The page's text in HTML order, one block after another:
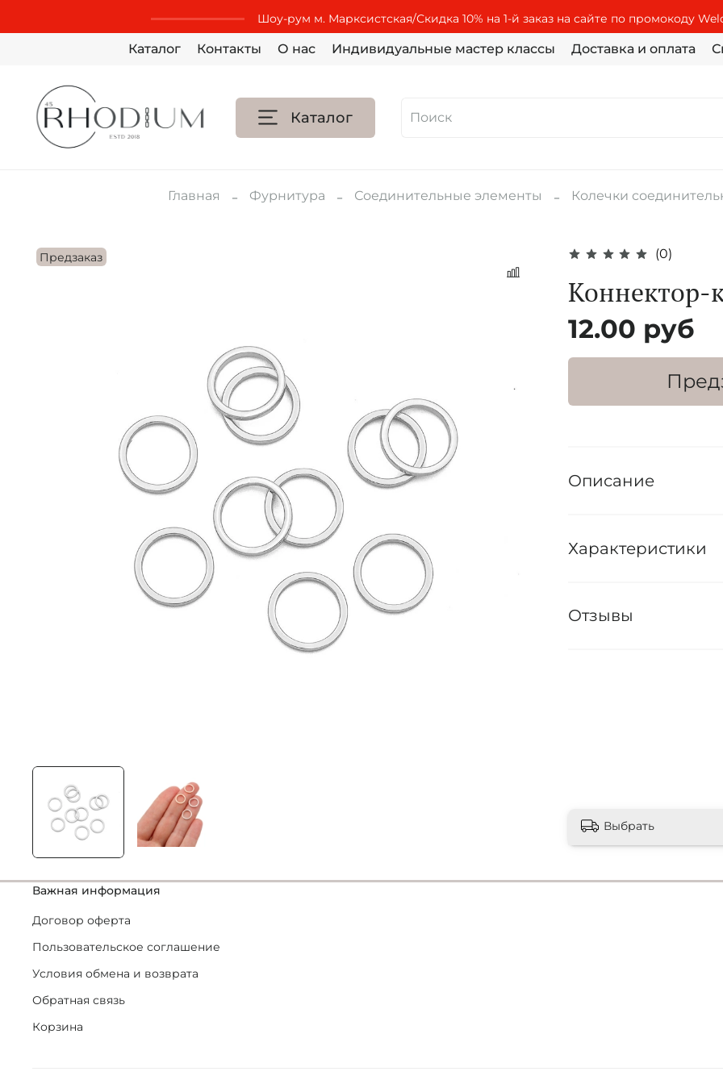
Шоу-рум м. Марксистская/Скидка 10% на 1-й заказ на сайте по промокоду
Каталог Контакты О нас Индивидуальные мастер классы Доставка и оплата
Каталог
Главная Фурнитура Соединительные элементы Колечки
Предзаказ (0)
Коннектор-
12.00 руб
Описание
Характеристики
Отзывы
Выбрать
Важная информация
Договор оферта
Пользовательское соглашение
Условия обмена и возврата
Обратная связь
Корзина